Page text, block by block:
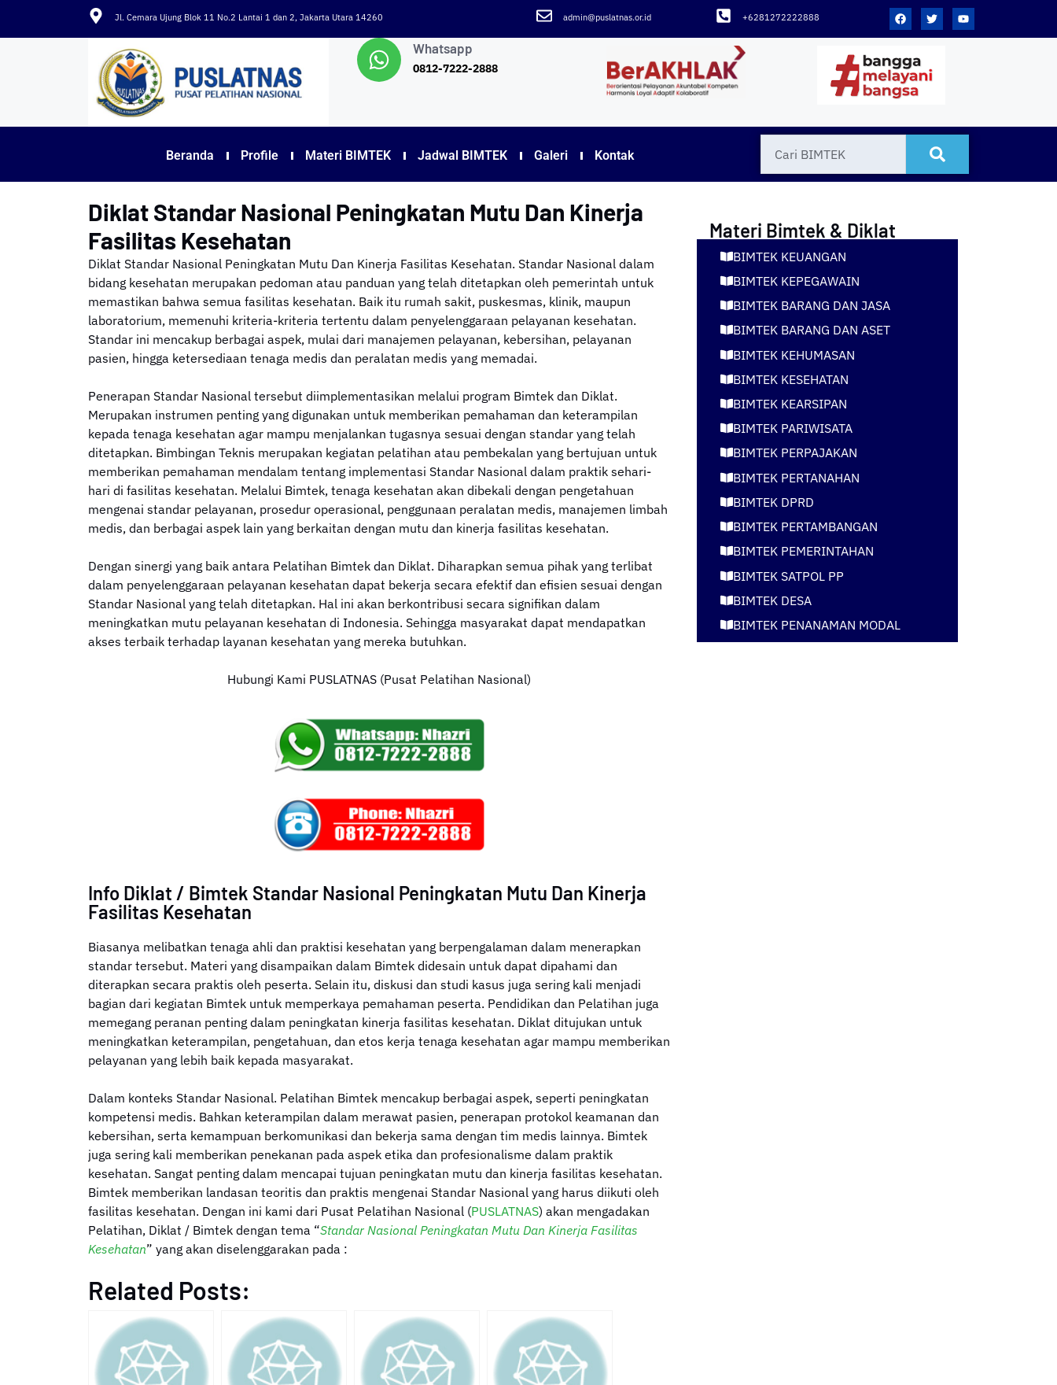
Jl. Cemara Ujung Blok 11 No.2 Lantai 1 dan 2, Jakarta Utara 14260 admin@puslatnas.or.id +6281272222888
Whatsapp
0812-7222-2888
Beranda Profile Materi BIMTEK Jadwal BIMTEK Galeri Kontak
Diklat Standar Nasional Peningkatan Mutu Dan Kinerja
Fasilitas Kesehatan
Diklat Standar Nasional Peningkatan Mutu Dan Kinerja Fasilitas Kesehatan. Standar Nasional dalam
bidang kesehatan merupakan pedoman atau panduan yang telah ditetapkan oleh pemerintah untuk
memastikan bahwa semua fasilitas kesehatan. Baik itu rumah sakit, puskesmas, klinik, maupun
laboratorium, memenuhi kriteria-kriteria tertentu dalam penyelenggaraan pelayanan kesehatan.
Standar ini mencakup berbagai aspek, mulai dari manajemen pelayanan, kebersihan, pelayanan
pasien, hingga ketersediaan tenaga medis dan peralatan medis yang memadai.
Penerapan Standar Nasional tersebut diimplementasikan melalui program Bimtek dan Diklat.
Merupakan instrumen penting yang digunakan untuk memberikan pemahaman dan keterampilan
kepada tenaga kesehatan agar mampu menjalankan tugasnya sesuai dengan standar yang telah
ditetapkan. Bimbingan Teknis merupakan kegiatan pelatihan atau pembekalan yang bertujuan untuk
memberikan pemahaman mendalam tentang implementasi Standar Nasional dalam praktik sehari-
hari di fasilitas kesehatan. Melalui Bimtek, tenaga kesehatan akan dibekali dengan pengetahuan
mengenai standar pelayanan, prosedur operasional, penggunaan peralatan medis, manajemen limbah
medis, dan berbagai aspek lain yang berkaitan dengan mutu dan kinerja fasilitas kesehatan.
Dengan sinergi yang baik antara Pelatihan Bimtek dan Diklat. Diharapkan semua pihak yang terlibat
dalam penyelenggaraan pelayanan kesehatan dapat bekerja secara efektif dan efisien sesuai dengan
Standar Nasional yang telah ditetapkan. Hal ini akan berkontribusi secara signifikan dalam
meningkatkan mutu pelayanan kesehatan di Indonesia. Sehingga masyarakat dapat mendapatkan
akses terbaik terhadap layanan kesehatan yang mereka butuhkan.
Hubungi Kami PUSLATNAS (Pusat Pelatihan Nasional)
Info Diklat / Bimtek Standar Nasional Peningkatan Mutu Dan Kinerja
Fasilitas Kesehatan
Biasanya melibatkan tenaga ahli dan praktisi kesehatan yang berpengalaman dalam menerapkan
standar tersebut. Materi yang disampaikan dalam Bimtek didesain untuk dapat dipahami dan
diterapkan secara praktis oleh peserta. Selain itu, diskusi dan studi kasus juga sering kali menjadi
bagian dari kegiatan Bimtek untuk memperkaya pemahaman peserta. Pendidikan dan Pelatihan juga
memegang peranan penting dalam peningkatan kinerja fasilitas kesehatan. Diklat ditujukan untuk
meningkatkan keterampilan, pengetahuan, dan etos kerja tenaga kesehatan agar mampu memberikan
pelayanan yang lebih baik kepada masyarakat.
Dalam konteks Standar Nasional. Pelatihan Bimtek mencakup berbagai aspek, seperti peningkatan
kompetensi medis. Bahkan keterampilan dalam merawat pasien, penerapan protokol keamanan dan
kebersihan, serta kemampuan berkomunikasi dan bekerja sama dengan tim medis lainnya. Bimtek
juga sering kali memberikan penekanan pada aspek etika dan profesionalisme dalam praktik
kesehatan. Sangat penting dalam mencapai tujuan peningkatan mutu dan kinerja fasilitas kesehatan.
Bimtek memberikan landasan teoritis dan praktis mengenai Standar Nasional yang harus diikuti oleh
fasilitas kesehatan. Dengan ini kami dari Pusat Pelatihan Nasional (PUSLATNAS) akan mengadakan
Pelatihan, Diklat / Bimtek dengan tema “Standar Nasional Peningkatan Mutu Dan Kinerja Fasilitas
Kesehatan” yang akan diselenggarakan pada :
Related Posts:
Materi Bimtek & Diklat
BIMTEK KEUANGAN
BIMTEK KEPEGAWAIN
BIMTEK BARANG DAN JASA
BIMTEK BARANG DAN ASET
BIMTEK KEHUMASAN
BIMTEK KESEHATAN
BIMTEK KEARSIPAN
BIMTEK PARIWISATA
BIMTEK PERPAJAKAN
BIMTEK PERTANAHAN
BIMTEK DPRD
BIMTEK PERTAMBANGAN
BIMTEK PEMERINTAHAN
BIMTEK SATPOL PP
BIMTEK DESA
BIMTEK PENANAMAN MODAL